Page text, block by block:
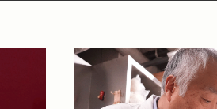
일본의 전통 기술